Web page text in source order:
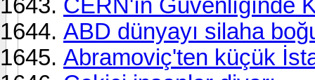
CERN'ın Guvenlıgınde
ABD dünyayı silaha
Abramoviç'ten küçük